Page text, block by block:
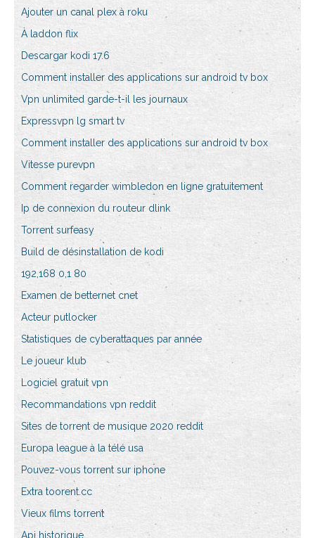
Ajouter un canal plex à roku
À laddon flix
Descargar kodi 17.6
Comment installer des applications sur android tv box
Vpn unlimited garde-t-il les journaux
Expressvpn lg smart tv
Comment installer des applications sur android tv box
Vitesse purevpn
Comment regarder wimbledon en ligne gratuitement
Ip de connexion du routeur dlink
Torrent surfeasy
Build de désinstallation de kodi
192,168 0,1 80
Examen de betternet cnet
Acteur putlocker
Statistiques de cyberattaques par année
Le joueur klub
Logiciel gratuit vpn
Recommandations vpn reddit
Sites de torrent de musique 2020 reddit
Europa league à la télé usa
Pouvez-vous torrent sur iphone
Extra toorent.cc
Vieux films torrent
Api historique